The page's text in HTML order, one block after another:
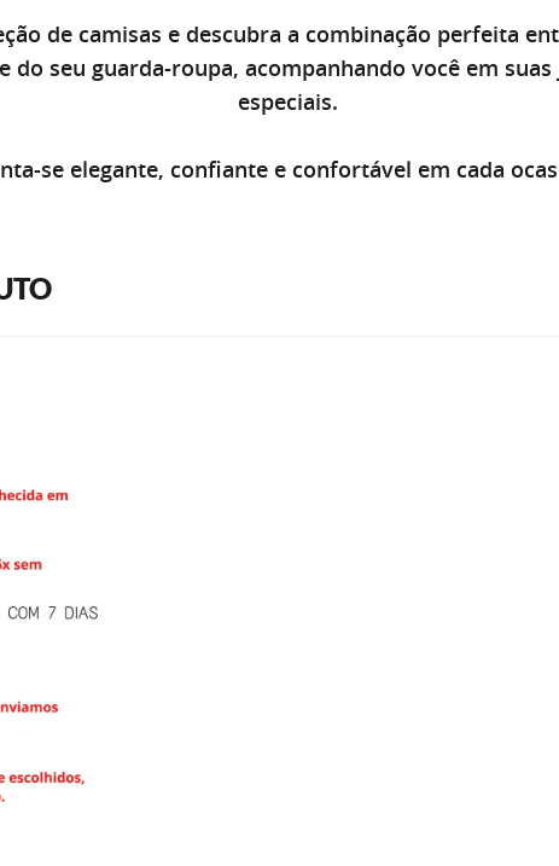
de camisas e descubra a combinação perfeita
do seu guarda-roupa, acompanhando você em
especiais.
se elegante, confiante e confortável em cada